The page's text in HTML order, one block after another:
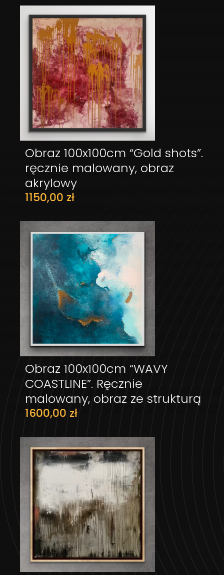
Obraz 100x100cm “Gold shots”.
ręcznie malowany, obraz
akrylowy
1150,00 zł
DODAJ DO KOSZYKA
Obraz 100x100cm “WAVY
COASTLINE”. Ręcznie
malowany, obraz ze strukturą
1600,00 zł
DODAJ DO KOSZYKA